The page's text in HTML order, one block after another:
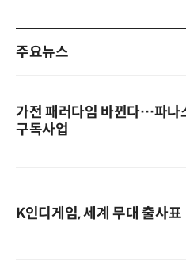
주요뉴스
가전 패러다임 바뀐다…파나
구독사업
K인디게임, 세계 무대 출사표